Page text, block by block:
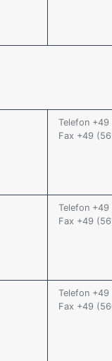
Telefon
Fax +49
Telefon +49
Fax +49
Telefon
Fax +49